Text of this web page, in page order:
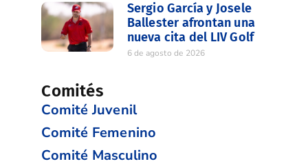
Sergio García y Josele
Ballester afrontan una
nueva cita del LIV Golf
6 de agosto de 2026
Comités
Comité Juvenil
Comité Femenino
Comité Masculino